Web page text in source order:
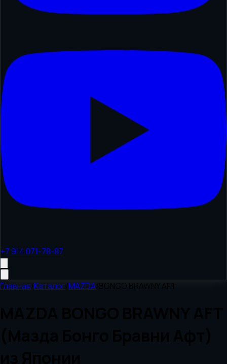
+7 914 071-78-87
Главная/Каталог/MAZDA/BONGO BRAWNY AFT